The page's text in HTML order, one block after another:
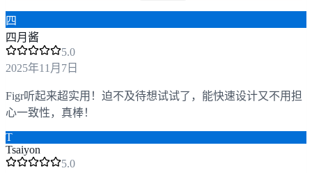
四
四月酱
5.0
2025年11月7日
Figr听起来超实用！迫不及待想试试了，能快速设计又不用担
心一致性，真棒！
T
Tsaiyon
5.0